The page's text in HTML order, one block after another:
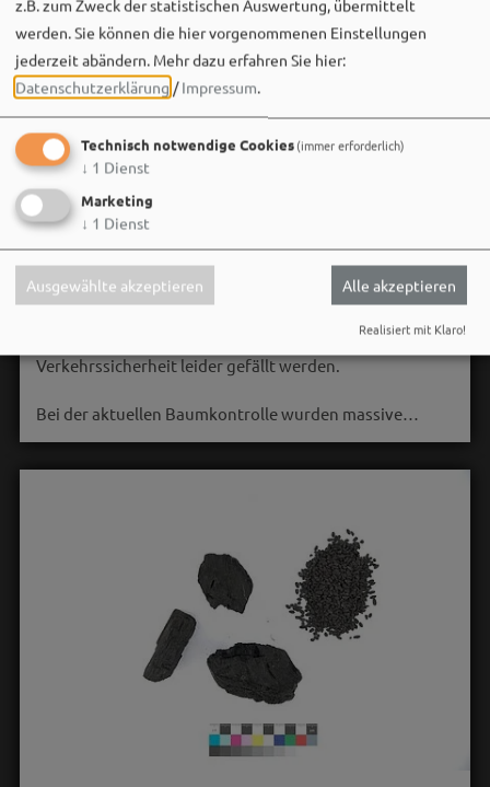
Stadt Weißenburg i.Bay.
06. August um 16:08 via Facebook
🌳 **Verkehrssicherungsmaßnahme am Seeweiher**
Die alte Weide am Seeweiher muss aus Gründen der
Verkehrssicherheit leider gefällt werden.
Bei der aktuellen Baumkontrolle wurden massive…
z.B. zum Zweck der statistischen Auswertung, übermittelt
werden. Sie können die hier vorgenommenen Einstellungen
jederzeit abändern. Mehr dazu erfahren Sie hier:
Datenschutzerklärung /Impressum.
Technisch notwendige Cookies(immer erforderlich)
↓ 1 Dienst
Marketing
↓ 1 Dienst
Ausgewählte akzeptieren Alle akzeptieren
Realisiert mit Klaro!